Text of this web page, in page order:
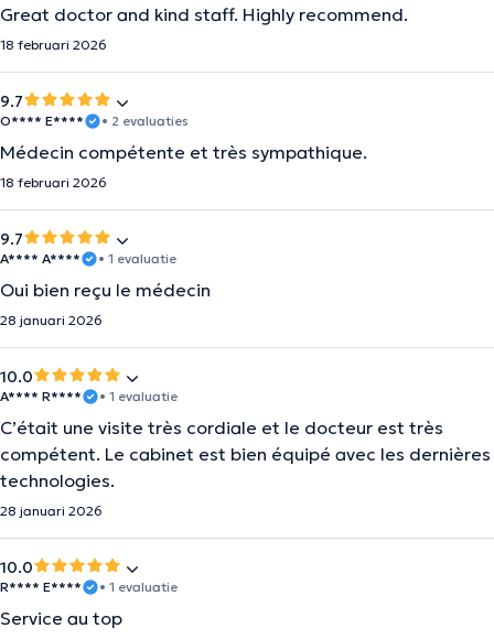
Great doctor and kind staff. Highly recommend.
18 februari 2026
9.7
O**** E**** • 2 evaluaties
Médecin compétente et très sympathique.
18 februari 2026
9.7
A**** A**** • 1 evaluatie
Oui bien reçu le médecin
28 januari 2026
10.0
A**** R**** • 1 evaluatie
C’était une visite très cordiale et le docteur est très
compétent. Le cabinet est bien équipé avec les dernières
technologies.
28 januari 2026
10.0
R**** E**** • 1 evaluatie
Service au top